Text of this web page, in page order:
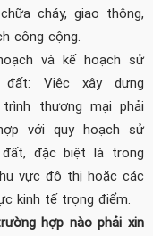
cháy, giao thông,
công cộng.
và kế hoạch sử
đất: Việc xây dựng
thương mại phải
với quy hoạch sử
đất, đặc biệt là trong
vực đô thị hoặc các
kinh tế trọng điểm.
hợp nào phải xin